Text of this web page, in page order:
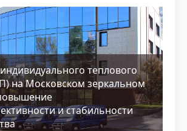
теплового
на Московском зеркальном
и стабильности